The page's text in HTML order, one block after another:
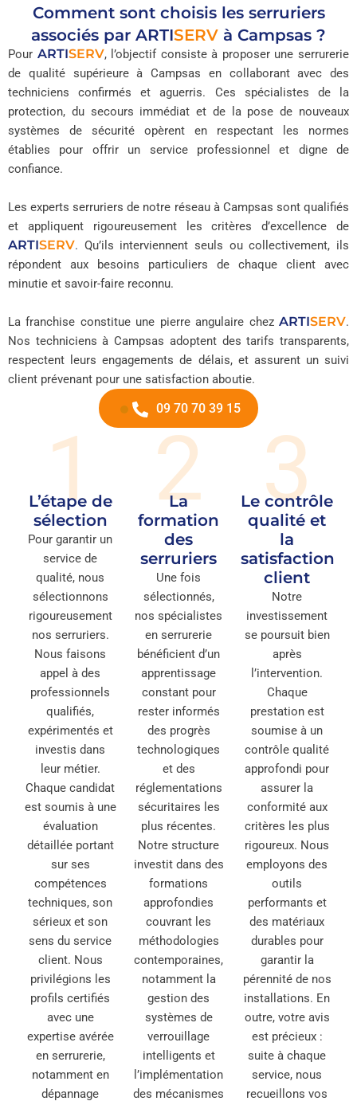
Comment sont choisis les serruriers
associés par ARTISERV à Campsas ?
Pour ARTISERV, l’objectif consiste à proposer une serrurerie
de qualité supérieure à Campsas en collaborant avec des
techniciens confirmés et aguerris. Ces spécialistes de la
protection, du secours immédiat et de la pose de nouveaux
systèmes de sécurité opèrent en respectant les normes
établies pour offrir un service professionnel et digne de
confiance.
Les experts serruriers de notre réseau à Campsas sont qualifiés
et appliquent rigoureusement les critères d’excellence de
ARTISERV. Qu’ils interviennent seuls ou collectivement, ils
répondent aux besoins particuliers de chaque client avec
minutie et savoir-faire reconnu.
La franchise constitue une pierre angulaire chez ARTISERV.
Nos techniciens à Campsas adoptent des tarifs transparents,
respectent leurs engagements de délais, et assurent un suivi
client prévenant pour une satisfaction aboutie.
09 70 70 39 15
1
L’étape de
sélection
Pour garantir un
service de
qualité, nous
sélectionnons
rigoureusement
nos serruriers.
Nous faisons
appel à des
professionnels
qualifiés,
expérimentés et
investis dans
leur métier.
Chaque candidat
est soumis à une
évaluation
détaillée portant
sur ses
compétences
techniques, son
sérieux et son
sens du service
client. Nous
privilégions les
profils certifiés
avec une
expertise avérée
en serrurerie,
notamment en
dépannage
2
La
formation
des
serruriers
Une fois
sélectionnés,
nos spécialistes
en serrurerie
bénéficient d’un
apprentissage
constant pour
rester informés
des progrès
technologiques
et des
réglementations
sécuritaires les
plus récentes.
Notre structure
investit dans des
formations
approfondies
couvrant les
méthodologies
contemporaines,
notamment la
gestion des
systèmes de
verrouillage
intelligents et
l’implémentation
des mécanismes
3
Le contrôle
qualité et
la
satisfaction
client
Notre
investissement
se poursuit bien
après
l’intervention.
Chaque
prestation est
soumise à un
contrôle qualité
approfondi pour
assurer la
conformité aux
critères les plus
rigoureux. Nous
employons des
outils
performants et
des matériaux
durables pour
garantir la
pérennité de nos
installations. En
outre, votre avis
est précieux :
suite à chaque
service, nous
recueillons vos